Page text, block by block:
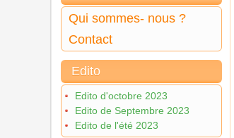
Qui sommes- nous ?
Contact
Edito
Edito d'octobre 2023
Edito de Septembre 2023
Edito de l'été 2023